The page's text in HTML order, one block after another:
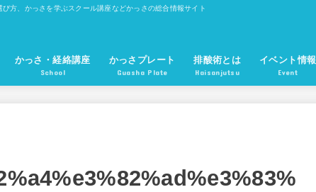
方、かっさを学ぶスクール講座などかっさの総合情報サイト
かっさ・経絡講座
School
かっさプレート
Guasha Plate
排酸術とは
Haisanjutsu
イベント情報
Event